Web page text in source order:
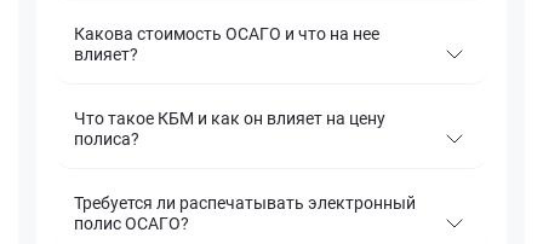
Какова стоимость ОСАГО и что на нее
влияет?
Что такое КБМ и как он влияет на цену
полиса?
Требуется ли распечатывать электронный
полис ОСАГО?